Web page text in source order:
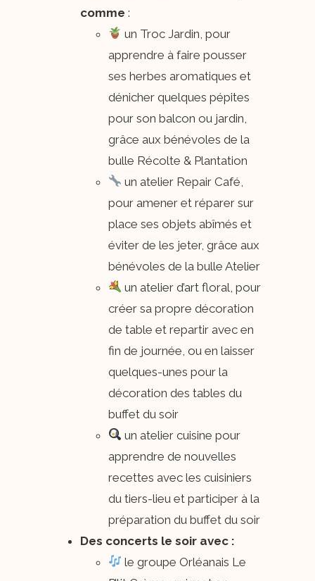
comme :
​ un Troc Jardin, pour
apprendre à faire pousser
ses herbes aromatiques et
dénicher quelques pépites
pour son balcon ou jardin,
grâce aux bénévoles de la
bulle Récolte & Plantation
​ un atelier Repair Café,
pour amener et réparer sur
place ses objets abîmés et
éviter de les jeter, grâce aux
bénévoles de la bulle Atelier
​ un atelier d’art floral, pour
créer sa propre décoration
de table et repartir avec en
fin de journée, ou en laisser
quelques-unes pour la
décoration des tables du
buffet du soir
​ un atelier cuisine pour
apprendre de nouvelles
recettes avec les cuisiniers
du tiers-lieu et participer à la
préparation du buffet du soir
Des concerts le soir avec :
​ le groupe Orléanais Le